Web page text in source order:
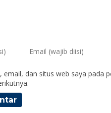
email, dan situs web saya pada